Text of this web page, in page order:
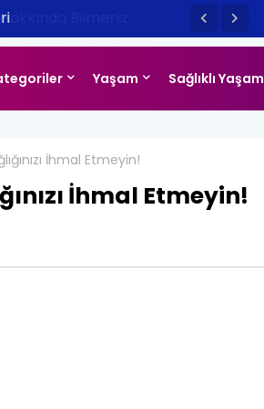
Yaşam Sağlıklı Yaşam
İhmal Etmeyin!
İhmal Etmeyin!